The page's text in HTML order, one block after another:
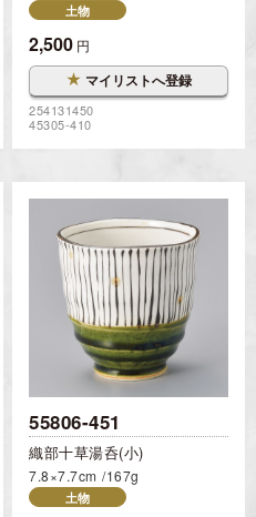
土物
2,500 円
★ マイリストへ登録
254131450
45305-410
55806-451
織部十草湯呑(小)
7.8×7.7cm 167g
土物